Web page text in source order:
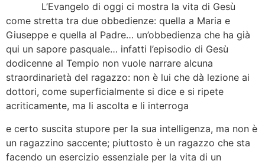
L’Evangelo di oggi ci mostra la vita di Gesù
come stretta tra due obbedienze: quella a Maria e
Giuseppe e quella al Padre… un’obbedienza che ha già
qui un sapore pasquale… infatti l’episodio di Gesù
dodicenne al Tempio non vuole narrare alcuna
straordinarietà del ragazzo: non è lui che dà lezione ai
dottori, come superficialmente si dice e si ripete
acriticamente, ma li ascolta e li interroga
e certo suscita stupore per la sua intelligenza, ma non è
un ragazzino saccente; piuttosto è un ragazzo che sta
facendo un esercizio essenziale per la vita di un